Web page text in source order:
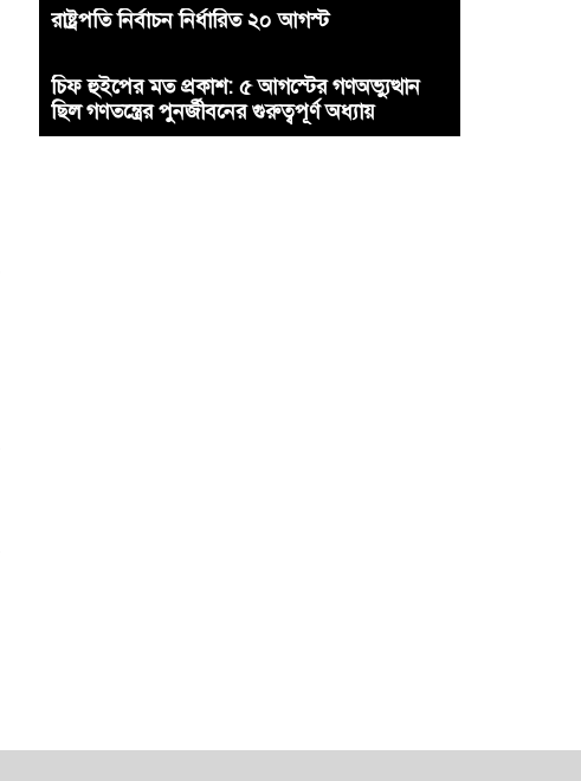
রাষ্ট্রপতি নির্বাচন নির্ধারিত ২০ আগস্ট
চিফ হুইপের মত প্রকাশ: ৫ আগস্টের গণঅভ্যুত্থান
ছিল গণতন্ত্রের পুনর্জীবনের গুরুত্বপূর্ণ অধ্যায়